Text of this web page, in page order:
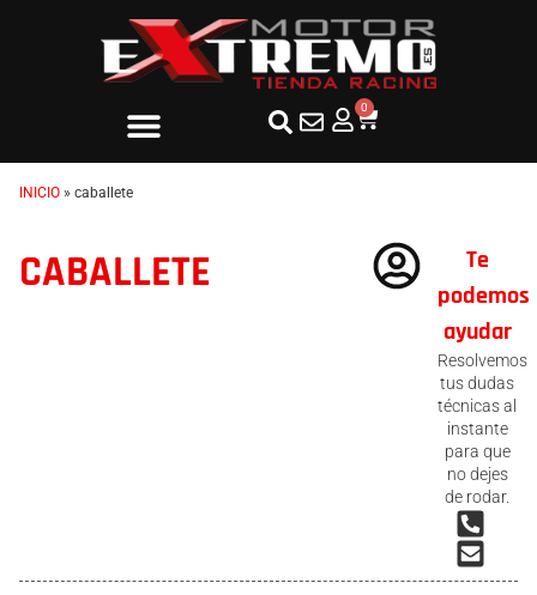
0
INICIO » caballete
CABALLETE
Te
podemos
ayudar
Resolvemos
tus dudas
técnicas al
instante
para que
no dejes
de rodar.